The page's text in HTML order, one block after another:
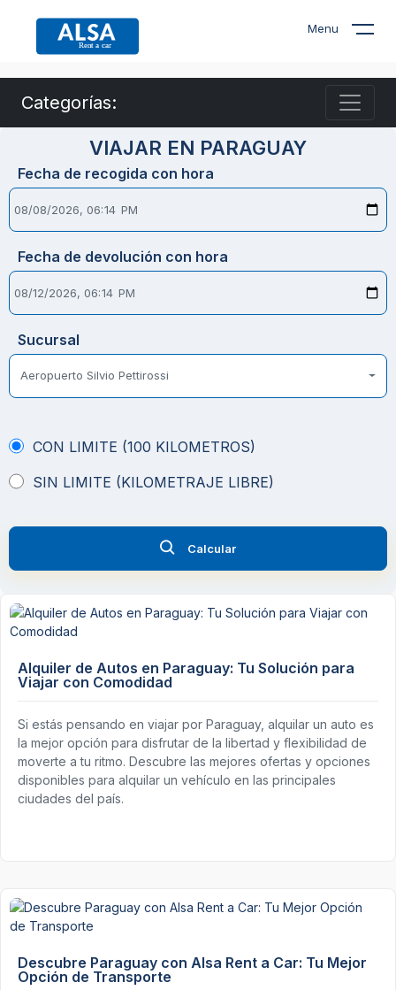
Menu
Categorías:
VIAJAR EN PARAGUAY
Fecha de recogida con hora
Fecha de devolución con hora
Sucursal
Aeropuerto Silvio Pettirossi
CON LIMITE (100 KILOMETROS)
SIN LIMITE (KILOMETRAJE LIBRE)
Calcular
Alquiler de Autos en Paraguay: Tu Solución para
Viajar con Comodidad
Si estás pensando en viajar por Paraguay, alquilar un auto es
la mejor opción para disfrutar de la libertad y flexibilidad de
moverte a tu ritmo. Descubre las mejores ofertas y opciones
disponibles para alquilar un vehículo en las principales
ciudades del país.
Descubre Paraguay con Alsa Rent a Car: Tu Mejor
Opción de Transporte